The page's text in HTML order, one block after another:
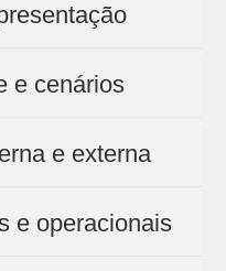
e cenários
e externa
e operacionais